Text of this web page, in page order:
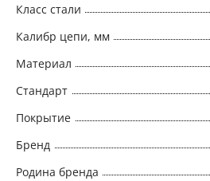
Класс стали
Калибр цепи, мм
Материал
Стандарт
Покрытие
Бренд
Родина бренда